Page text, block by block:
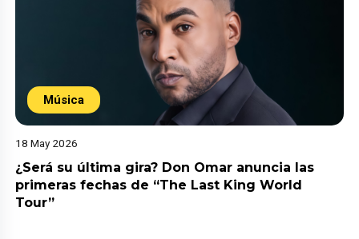
Música
18 May 2026
¿Será su última gira? Don Omar anuncia las
primeras fechas de “The Last King World
Tour”